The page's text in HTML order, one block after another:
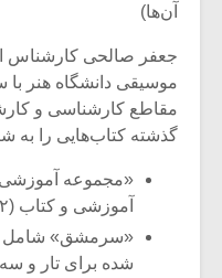
آن‌ها)
جعفر صالحی کارشناس
موسیقی دانشگاه هنر
مقاطع کارشناسی و
گذشته کتاب‌هایی را به
«مجموعه آموزشی
آموزشی و کتاب (۱۳۹۲)
«سرمشق» شامل
شده برای تار و